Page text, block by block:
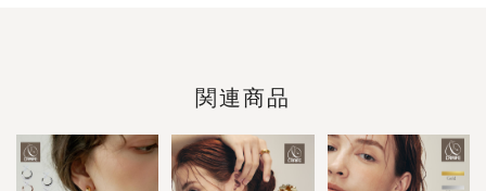
関連商品